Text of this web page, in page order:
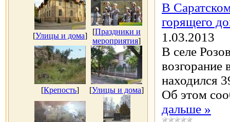
[Улицы и дома] [Праздники и
мероприятия]
[Крепость] [Улицы и дома]
В
горящего
1.03.2013
В селе
возгорание
находился
Об этом
дальше »